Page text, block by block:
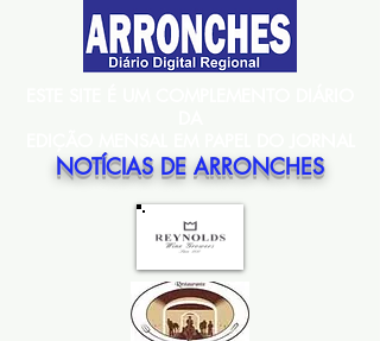
NOTÍCIAS DE ARRONCHES